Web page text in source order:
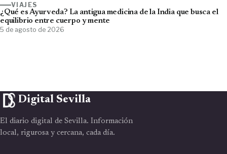
VIAJES
¿Qué es Ayurveda? La antigua medicina de la India que busca el
equilibrio entre cuerpo y mente
5 de agosto de 2026
Digital Sevilla
El diario digital de Sevilla. Información
local, rigurosa y cercana, cada día.